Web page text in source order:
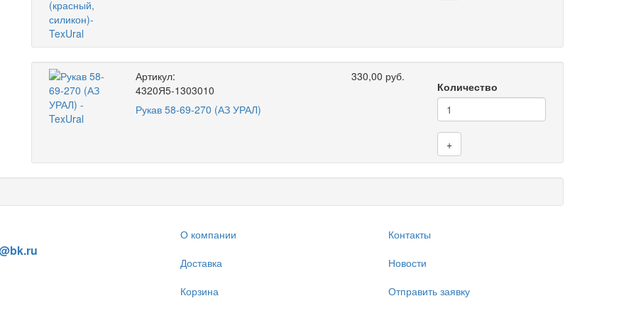
Артикул:
4320Я5-1303010
Рукав 58-69-270 (АЗ УРАЛ)
330,00 руб.
Количество
+
О компании
Доставка
Корзина
Контакты
Новости
Отправить заявку